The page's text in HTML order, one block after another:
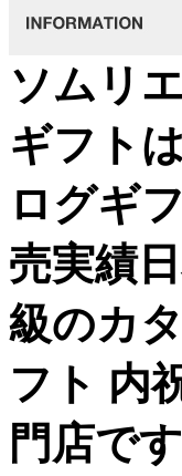
ソムリ
ギフト
ログギ
売実績
級のカ
フト 内
門店です